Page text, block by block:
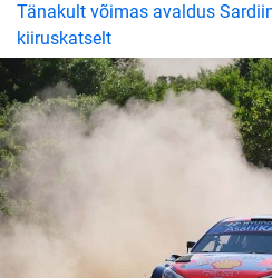
Tänakult võimas avaldus
kiiruskatselt